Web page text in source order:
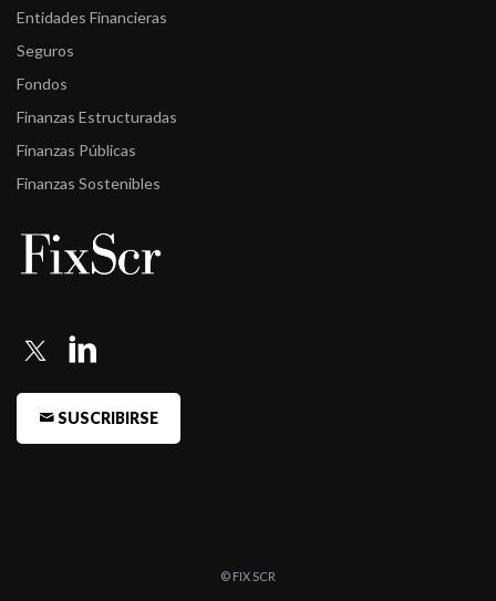
Entidades Financieras
Seguros
Fondos
Finanzas Estructuradas
Finanzas Públicas
Finanzas Sostenibles
SUSCRIBIRSE
© FIX SCR